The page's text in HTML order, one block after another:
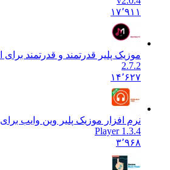
۱۷٬۹۱۱
موزیک پلیر قدرتمند و قدرتمند برای اندروید
۱۴٬۶۲۷
نرم افزار موزیک پلیر وین وایب برای اندروید
Player 1.3.4